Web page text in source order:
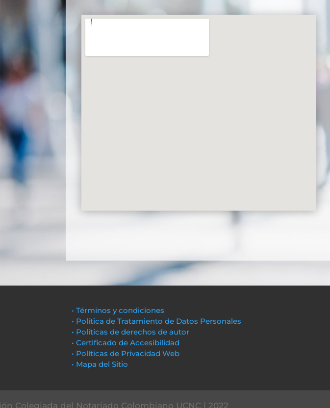
• Términos y condiciones
• Política de Tratamiento de Datos Personales
• Políticas de derechos de autor
• Certificado de Accesibilidad
• Políticas de Privacidad Web
• Mapa del Sitio
Colegiada del Notariado Colombiano UCNC | 2022